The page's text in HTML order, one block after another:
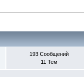
193 Сообщений
11 Тем